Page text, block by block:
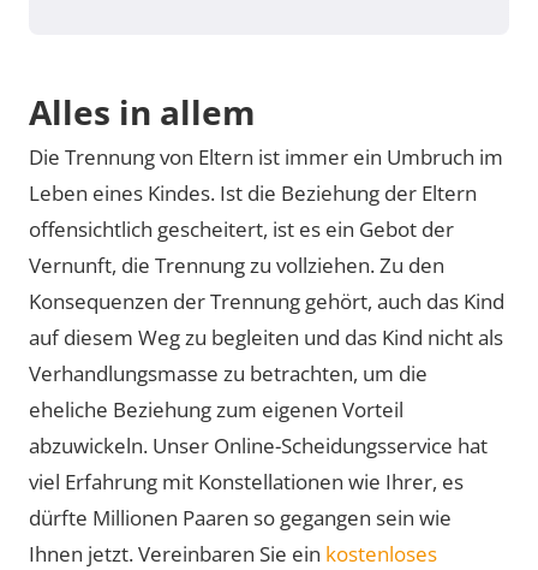
Alles in allem
Die Trennung von Eltern ist immer ein Umbruch im
Leben eines Kindes. Ist die Beziehung der Eltern
offensichtlich gescheitert, ist es ein Gebot der
Vernunft, die Trennung zu vollziehen. Zu den
Konsequenzen der Trennung gehört, auch das Kind
auf diesem Weg zu begleiten und das Kind nicht als
Verhandlungsmasse zu betrachten, um die
eheliche Beziehung zum eigenen Vorteil
abzuwickeln. Unser Online-Scheidungsservice hat
viel Erfahrung mit Konstellationen wie Ihrer, es
dürfte Millionen Paaren so gegangen sein wie
Ihnen jetzt. Vereinbaren Sie ein kostenloses